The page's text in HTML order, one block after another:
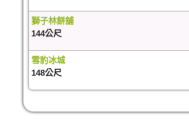
獅子林餅舖
144公尺
雪豹冰城
148公尺